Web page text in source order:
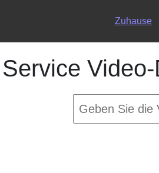
Zuhause
Service